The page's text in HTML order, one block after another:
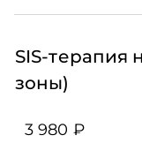
SIS-терапия
зоны)
3 980 ₽